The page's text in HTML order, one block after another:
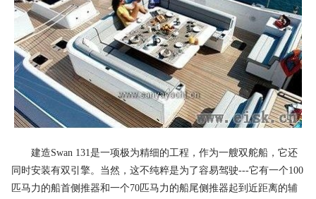
建造Swan 131是一项极为精细的工程，作为一艘双舵船，它还
同时安装有双引擎。当然，这不纯粹是为了容易驾驶---它有一个100
匹马力的船首侧推器和一个70匹马力的船尾侧推器起到近距离的辅